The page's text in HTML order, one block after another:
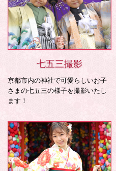
七五三撮影
京都市内の神社で可愛らしいお子
さまの七五三の様子を撮影いたし
ます！